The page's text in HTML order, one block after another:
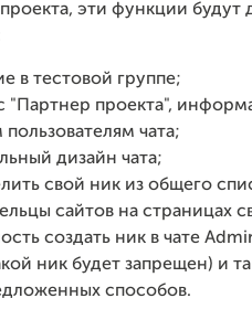
эти функции будут
в тестовой группе;
"Партнер проекта",
чата;
дизайн чата;
свой ник из общего
сайтов на страницах
создать ник в чате
ник будет запрещен) и
способов.